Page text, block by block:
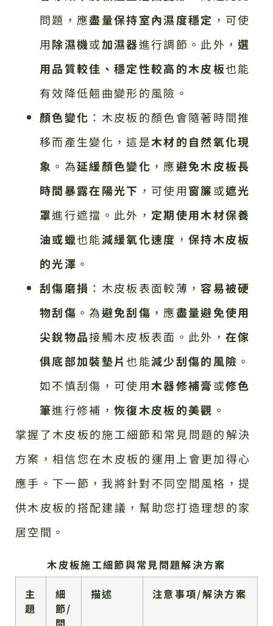
問題，應盡量保持室內濕度穩定 ，可使
用除濕機或加濕器進行調節。此外，選
用品質較佳、穩定性較高的木皮板也能
有效降低翹曲變形的風險。
顏色變化 ：木皮板的顏色會隨著時間推
移而產生變化，這是木材的自然氧化現
象 。為延緩顏色變化 ，應避免木皮板長
時間暴露在陽光下 ，可使用窗簾或遮光
罩進行遮擋。此外， 定期使用木材保養
油或蠟也能減緩氧化速度 ，保持木皮板
的光澤 。
刮傷磨損 ：木皮板表面較薄，容易被硬
物刮傷 。為避免刮傷 ，應盡量避免使用
尖銳物品接觸木皮板表面。此外，在傢
俱底部加裝墊片也能減少刮傷的風險 。
如不慎刮傷，可使用木器修補膏或修色
筆進行修補，恢復木皮板的美觀 。
掌握了木皮板的施工細節和常見問題的解決
方案，相信您在木皮板的運用上會更加得心
應手。下一節，我將針對不同空間風格，提
供木皮板的搭配建議，幫助您打造理想的家
居空間。
木皮板施工細節與常見問題解決方案
主
題
細
節/
描述 注意事項/解決方案